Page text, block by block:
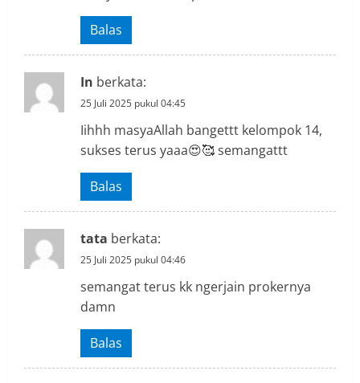
Balas
In berkata:
25 Juli 2025 pukul 04:45
Iihhh masyaAllah bangettt kelompok 14,
sukses terus yaaa😍🥰 semangattt
Balas
tata berkata:
25 Juli 2025 pukul 04:46
semangat terus kk ngerjain prokernya
damn
Balas